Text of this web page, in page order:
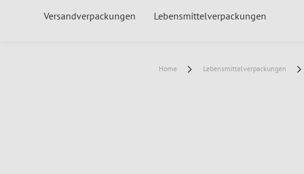
Versandverpackungen Lebensmittelverpackungen
Home Lebensmittelverpackungen